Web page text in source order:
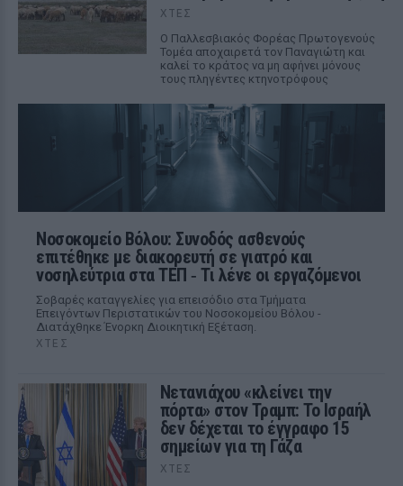
ΧΤΕΣ
Ο Παλλεσβιακός Φορέας Πρωτογενούς
Τομέα αποχαιρετά τον Παναγιώτη και
καλεί το κράτος να μη αφήνει μόνους
τους πληγέντες κτηνοτρόφους
Νοσοκομείο Βόλου: Συνοδός ασθενούς
επιτέθηκε με διακορευτή σε γιατρό και
νοσηλεύτρια στα ΤΕΠ ‑ Τι λένε οι εργαζόμενοι
Σοβαρές καταγγελίες για επεισόδιο στα Τμήματα
Επειγόντων Περιστατικών του Νοσοκομείου Βόλου -
Διατάχθηκε Ένορκη Διοικητική Εξέταση.
ΧΤΕΣ
Νετανιάχου «κλείνει την
πόρτα» στον Τραμπ: Το Ισραήλ
δεν δέχεται το έγγραφο 15
σημείων για τη Γάζα
ΧΤΕΣ